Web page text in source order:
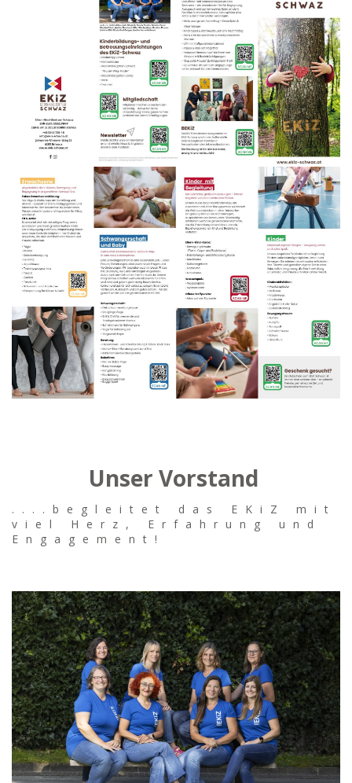
Unser Vorstand
....begleitet das EKiZ mit
viel Herz, Erfahrung und
Engagement!